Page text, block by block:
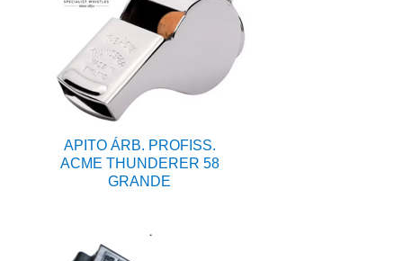
APITO ÁRB. PROFISS.
ACME THUNDERER 58
GRANDE